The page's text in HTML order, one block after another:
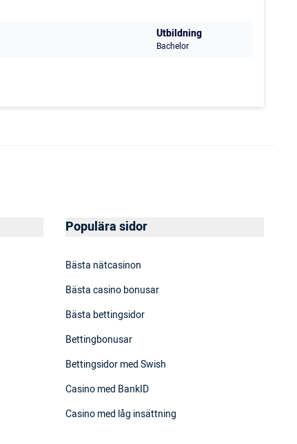
Utbildning
Bachelor
Populära sidor
Bästa nätcasinon
Bästa casino bonusar
Bästa bettingsidor
Bettingbonusar
Bettingsidor med Swish
Casino med BankID
Casino med låg insättning